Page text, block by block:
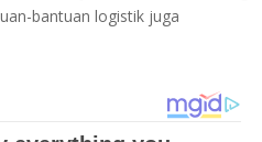
bantuan logistik juga